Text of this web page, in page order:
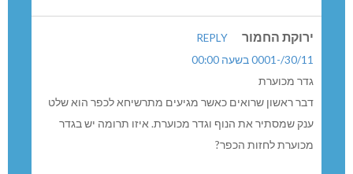
ירוקת החמור
REPLY
30/11/-0001 בשעה 00:00
גדר מכוערת
דבר ראשון שרואים כאשר מגיעים מתרשיחא לכפר הוא שלט
ענק שמסתיר את הנוף וגדר מכוערת. איזו תרומה יש בגדר
מכוערת לחזות הכפר?